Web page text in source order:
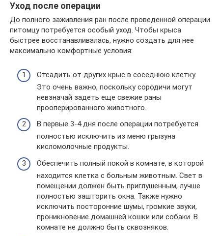
Уход после операции
До полного заживления ран после проведенной операции
питомцу потребуется особый уход. Чтобы крыса
быстрее восстанавливалась, нужно создать для нее
максимально комфортные условия:
Отсадить от других крыс в соседнюю клетку.
Это очень важно, поскольку сородичи могут
невзначай задеть еще свежие раны
прооперированного животного.
В первые 3-4 дня после операции потребуется
полностью исключить из меню грызуна
кисломолочные продукты.
Обеспечить полный покой в комнате, в которой
находится клетка с больным животным. Свет в
помещении должен быть приглушенным, лучше
полностью зашторить окна. Также нужно
исключить посторонние шумы, громкие звуки,
проникновение домашней кошки или собаки. В
комнате не должно быть сквозняков.